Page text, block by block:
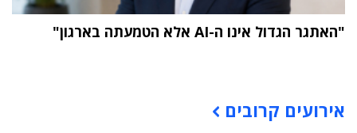
"האתגר הגדול אינו ה-AI אלא הטמעתה בארגון"
אירועים קרובים